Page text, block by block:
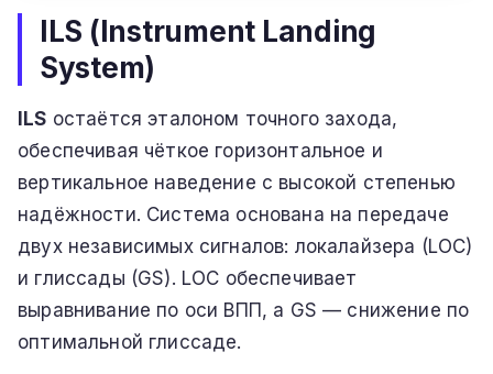
ILS (Instrument Landing
System)
ILS остаётся эталоном точного захода,
обеспечивая чёткое горизонтальное и
вертикальное наведение с высокой степенью
надёжности. Система основана на передаче
двух независимых сигналов: локалайзера (LOC)
и глиссады (GS). LOC обеспечивает
выравнивание по оси ВПП, а GS — снижение по
оптимальной глиссаде.